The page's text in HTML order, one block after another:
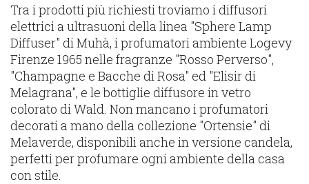
Tra i prodotti più richiesti troviamo i diffusori
elettrici a ultrasuoni della linea "Sphere Lamp
Diffuser" di Muhà, i profumatori ambiente Logevy
Firenze 1965 nelle fragranze "Rosso Perverso",
"Champagne e Bacche di Rosa" ed "Elisir di
Melagrana", e le bottiglie diffusore in vetro
colorato di Wald. Non mancano i profumatori
decorati a mano della collezione "Ortensie" di
Melaverde, disponibili anche in versione candela,
perfetti per profumare ogni ambiente della casa
con stile.